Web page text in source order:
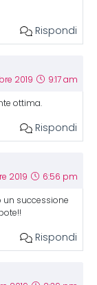
Rispondi
2019 9:17 am
ottima.
Rispondi
2019 6:56 pm
un successione
Rispondi